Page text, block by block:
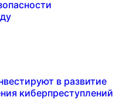
в развитие
киберпреступлений